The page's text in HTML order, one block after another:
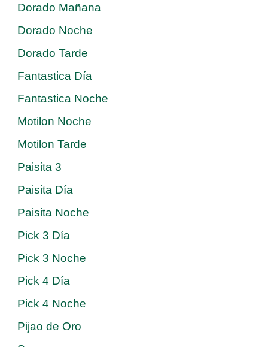
Dorado Mañana
Dorado Noche
Dorado Tarde
Fantastica Día
Fantastica Noche
Motilon Noche
Motilon Tarde
Paisita 3
Paisita Día
Paisita Noche
Pick 3 Día
Pick 3 Noche
Pick 4 Día
Pick 4 Noche
Pijao de Oro